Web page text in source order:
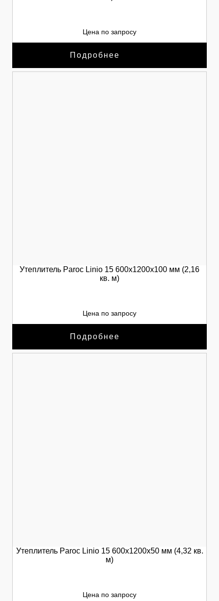
Цена по запросу
Подробнее
Утеплитель Paroc Linio 15 600х1200х100 мм (2,16
кв. м)
Цена по запросу
Подробнее
Утеплитель Paroc Linio 15 600х1200х50 мм (4,32 кв.
м)
Цена по запросу